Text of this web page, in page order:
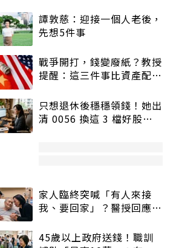
譚敦慈：迎接一個人老後，
先想5件事
戰爭開打，錢變廢紙？教授
提醒：這三件事比資產配置
只想退休後穩穩領錢！她出
清 0056 換這 3 檔好股：
家人臨終突喊「有人來接
我、要回家」？醫授回應方
45歲以上政府送錢！職訓